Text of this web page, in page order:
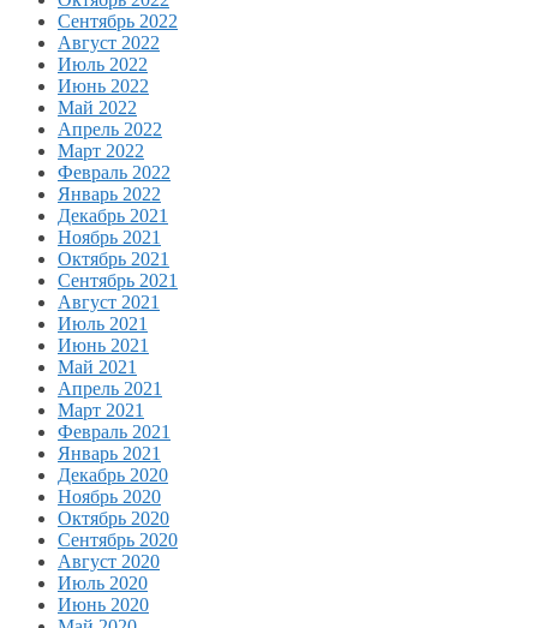
Сентябрь 2022
Август 2022
Июль 2022
Июнь 2022
Май 2022
Апрель 2022
Март 2022
Февраль 2022
Январь 2022
Декабрь 2021
Ноябрь 2021
Октябрь 2021
Сентябрь 2021
Август 2021
Июль 2021
Июнь 2021
Май 2021
Апрель 2021
Март 2021
Февраль 2021
Январь 2021
Декабрь 2020
Ноябрь 2020
Октябрь 2020
Сентябрь 2020
Август 2020
Июль 2020
Июнь 2020